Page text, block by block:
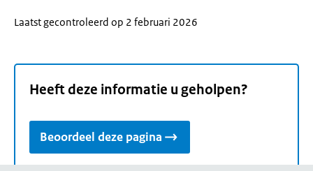
Laatst gecontroleerd op 2 februari 2026
Heeft deze informatie u geholpen?
Beoordeel deze pagina